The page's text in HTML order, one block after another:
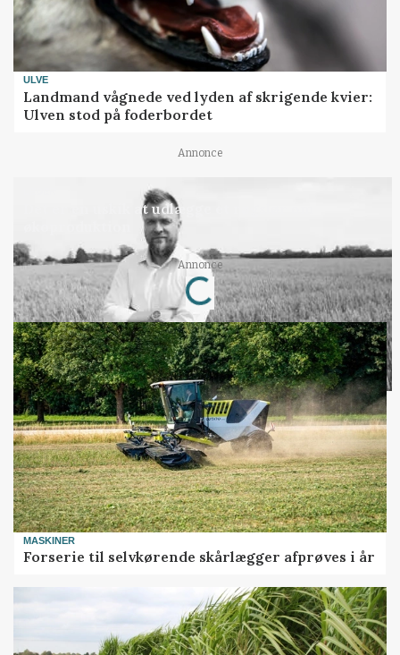
ULVE
Landmand vågnede ved lyden af skrigende kvier:
Ulven stod på foderbordet
Annonce
Det er en uskik at udlægge et røgslør om
Annonce
Loading...
MASKINER
Forserie til selvkørende skårlægger afprøves i år